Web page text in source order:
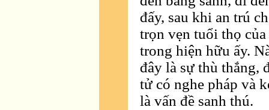
đấy, sau khi an trú
trọn vẹn tuổi thọ
trong hiện hữu ấy.
đây là sự thù thắng,
tử có nghe pháp và
là vấn đề sanh thú.